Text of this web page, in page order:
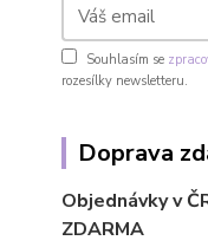
Souhlasím se
rozesílky newsletteru.
Doprava
Objednávky v
ZDARMA